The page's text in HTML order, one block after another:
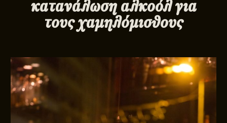
κατανάλωση αλκοόλ για
τους χαμηλόμισθους